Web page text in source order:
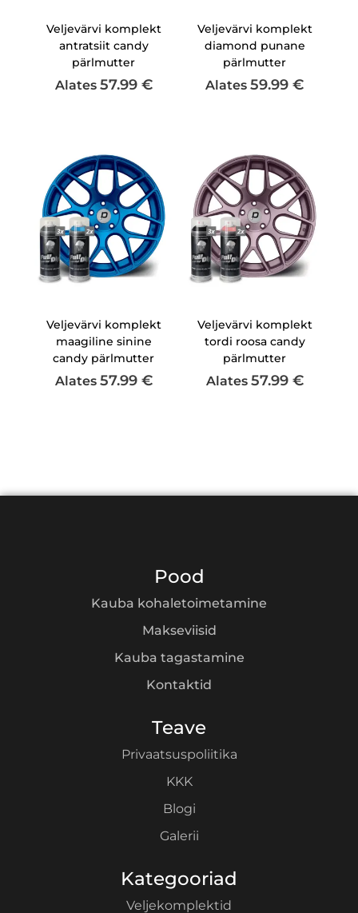
Veljevärvi komplekt
antratsiit candy
pärlmutter
Alates 57.99 €
Veljevärvi komplekt
diamond punane
pärlmutter
Alates 59.99 €
Veljevärvi komplekt
maagiline sinine
candy pärlmutter
Alates 57.99 €
Veljevärvi komplekt
tordi roosa candy
pärlmutter
Alates 57.99 €
Pood
Kauba kohaletoimetamine
Makseviisid
Kauba tagastamine
Kontaktid
Teave
Privaatsuspoliitika
KKK
Blogi
Galerii
Kategooriad
Veljekomplektid